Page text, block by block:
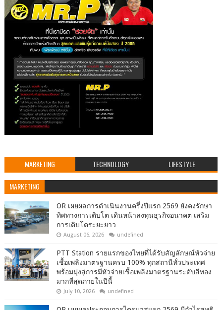
MARKETING TECHNOLOGY LIFESTYLE
MARKETING
OR เผยผลการดำเนินงานครึ่งปีแรก 2569 ยังคงรักษา
ทิศทางการเติบโต เดินหน้าลงทุนธุรกิจอนาคต เสริม
การเติบโตระยะยาว
August 06, 2026 undefined
PTT Station รายแรกของไทยที่ได้รับสัญลักษณ์หัวจ่าย
เชื้อเพลิงมาตรฐานครบ 100% ทุกสถานีทั่วประเทศ
พร้อมมุ่งสู่การมีหัวจ่ายเชื้อเพลิงมาตรฐานระดับสีทอง
มากที่สุดภายในปีนี้
July 10, 2026 undefined